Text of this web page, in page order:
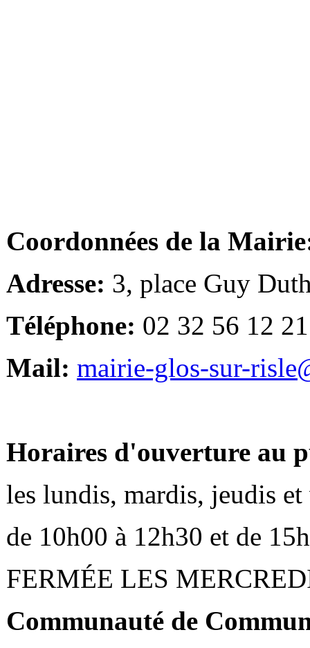
Coordonnées de la
Adresse: 3, place Guy
Téléphone: 02 32 56 12 21
Mail: mairie-glos-sur-
Horaires d'ouverture au
les lundis, mardis, jeudis et
de 10h00 à 12h30 et de
FERMÉE LES
Communauté de